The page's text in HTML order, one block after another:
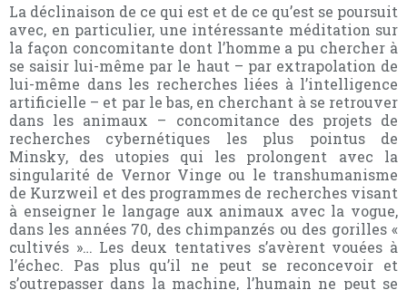
La déclinaison de ce qui est et de ce qu’est se poursuit
avec, en particulier, une intéressante méditation sur
la façon concomitante dont l’homme a pu chercher à
se saisir lui-même par le haut – par extrapolation de
lui-même dans les recherches liées à l’intelligence
artificielle – et par le bas, en cherchant à se retrouver
dans les animaux – concomitance des projets de
recherches cybernétiques les plus pointus de
Minsky, des utopies qui les prolongent avec la
singularité de Vernor Vinge ou le transhumanisme
de Kurzweil et des programmes de recherches visant
à enseigner le langage aux animaux avec la vogue,
dans les années 70, des chimpanzés ou des gorilles «
cultivés »… Les deux tentatives s’avèrent vouées à
l’échec. Pas plus qu’il ne peut se reconcevoir et
s’outrepasser dans la machine, l’humain ne peut se